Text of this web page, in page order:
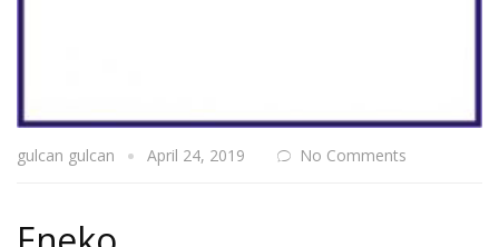
gulcan gulcan April 24, 2019 No Comments